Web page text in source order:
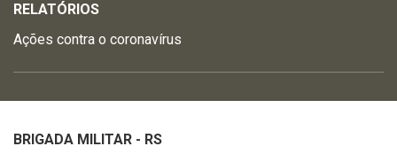
RELATÓRIOS
Ações contra o coronavírus
BRIGADA MILITAR - RS